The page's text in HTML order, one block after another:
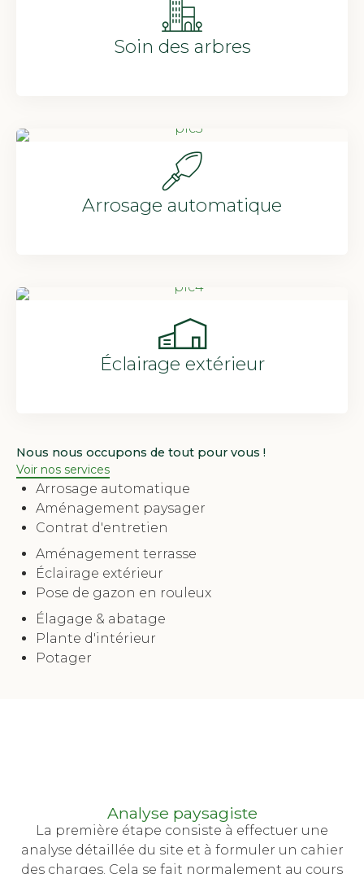
Soin des arbres
Arrosage automatique
Éclairage extérieur
Nous nous occupons de tout pour vous !
Voir nos services
Arrosage automatique
Aménagement paysager
Contrat d'entretien
Aménagement terrasse
Éclairage extérieur
Pose de gazon en rouleux
Élagage & abatage
Plante d'intérieur
Potager
Analyse paysagiste
La première étape consiste à effectuer une
analyse détaillée du site et à formuler un cahier
des charges. Cela se fait normalement au cours